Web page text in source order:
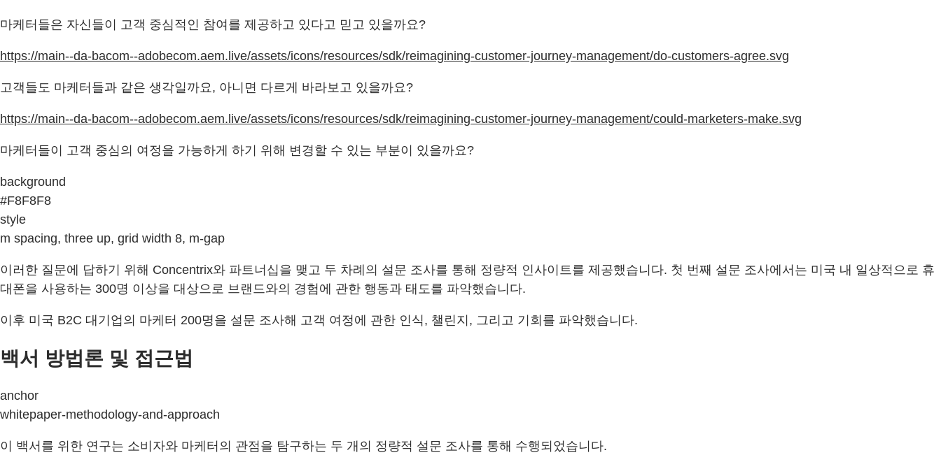
마케터들은 자신들이 고객 중심적인 참여를 제공하고 있다고 믿고 있을까요?
https://main--da-bacom--adobecom.aem.live/assets/icons/resources/sdk/reimagining-customer-journey-management/do-customers-agree.svg
고객들도 마케터들과 같은 생각일까요, 아니면 다르게 바라보고 있을까요?
https://main--da-bacom--adobecom.aem.live/assets/icons/resources/sdk/reimagining-customer-journey-management/could-marketers-make.svg
마케터들이 고객 중심의 여정을 가능하게 하기 위해 변경할 수 있는 부분이 있을까요?
background
#F8F8F8
style
m spacing, three up, grid width 8, m-gap
이러한 질문에 답하기 위해 Concentrix와 파트너십을 맺고 두 차례의 설문 조사를 통해 정량적 인사이트를 제공했습니다. 첫 번째 설문 조사에서는 미국 내 일상적으로 휴
대폰을 사용하는 300명 이상을 대상으로 브랜드와의 경험에 관한 행동과 태도를 파악했습니다.
이후 미국 B2C 대기업의 마케터 200명을 설문 조사해 고객 여정에 관한 인식, 챌린지, 그리고 기회를 파악했습니다.
백서 방법론 및 접근법
anchor
whitepaper-methodology-and-approach
이 백서를 위한 연구는 소비자와 마케터의 관점을 탐구하는 두 개의 정량적 설문 조사를 통해 수행되었습니다.